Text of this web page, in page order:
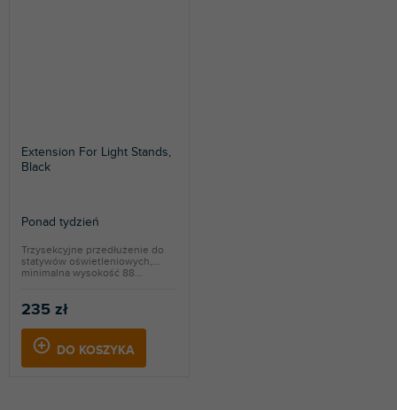
Extension For Light Stands,
Black
Ponad tydzień
235 zł
DO KOSZYKA
Trzysekcyjne przedłużenie do
statywów oświetleniowych,
minimalna wysokość 88...